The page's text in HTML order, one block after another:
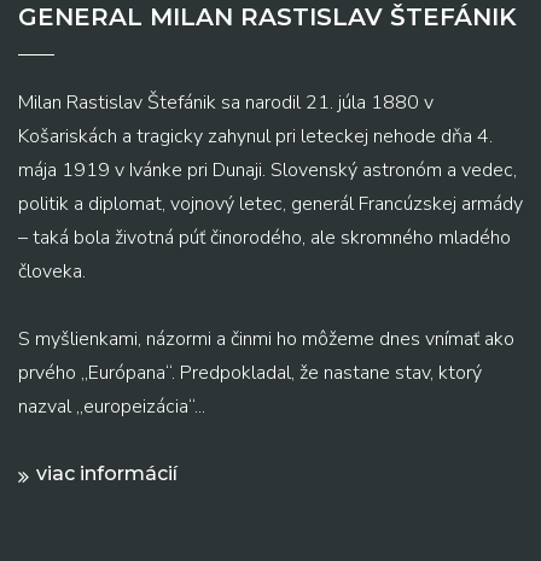
GENERAL MILAN RASTISLAV ŠTEFÁNIK
Milan Rastislav Štefánik sa narodil 21. júla 1880 v
Košariskách a tragicky zahynul pri leteckej nehode dňa 4.
mája 1919 v Ivánke pri Dunaji. Slovenský astronóm a vedec,
politik a diplomat, vojnový letec, generál Francúzskej armády
– taká bola životná púť činorodého, ale skromného mladého
človeka.
S myšlienkami, názormi a činmi ho môžeme dnes vnímať ako
prvého „Európana“. Predpokladal, že nastane stav, ktorý
nazval „europeizácia“...
viac informácií